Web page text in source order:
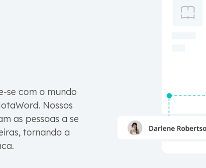
se com o mundo
Nossos
as pessoas a se
tornando a